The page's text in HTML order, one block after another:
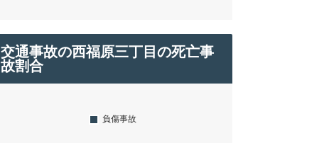
交通事故の西福原三丁目の死亡事
故割合